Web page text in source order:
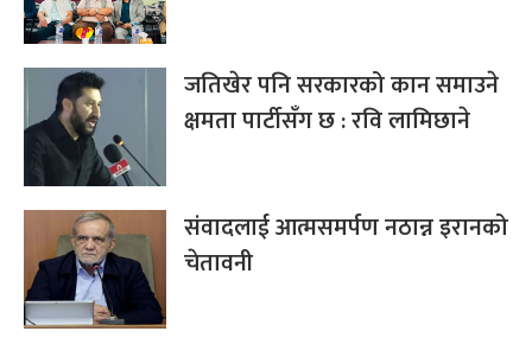
जतिखेर पनि सरकारको कान समाउने
क्षमता पार्टीसँग छ : रवि लामिछाने
संवादलाई आत्मसमर्पण नठान्न इरानको
चेतावनी